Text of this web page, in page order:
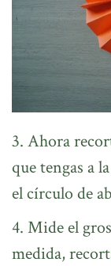
3. Ahora
que tengas a
el círculo de
4. Mide el
medida,